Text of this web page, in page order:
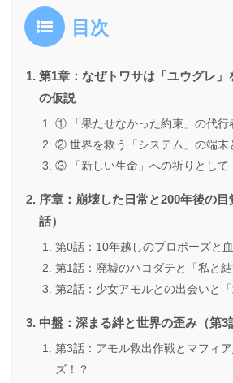
目次
第1章：なぜトワサは「ユウグレ」
の仮説
① 「果たせなかった約束」の代行
② 世界を救う「システム」の端末
③ 「新しい生命」への祈りとして
序章：崩壊した日常と200年後の
話）
第0話：10年越しのプロポーズと
第1話：廃墟のハコダテと「私と結
第2話：少女アモルとの出会いと
中盤：深まる絆と世界の歪み（第3
第3話：アモル救出作戦とマフィ
ズ！？